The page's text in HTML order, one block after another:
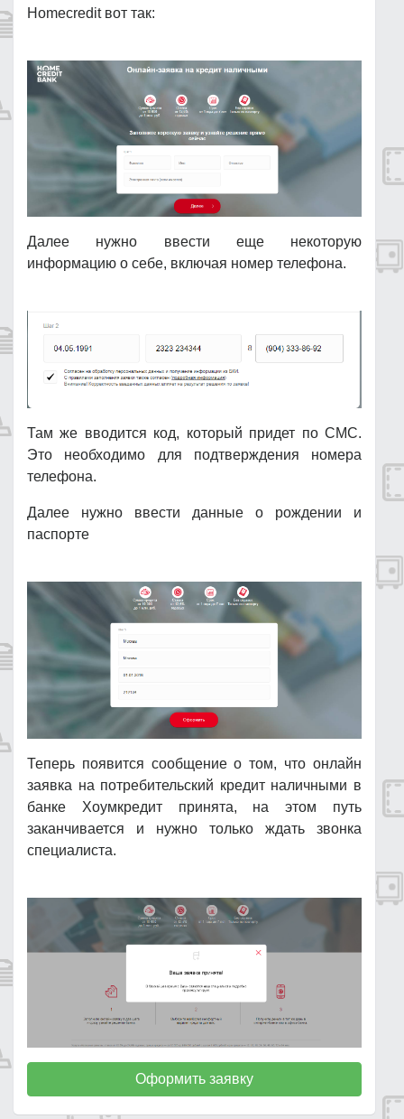
Homecredit вот так:
Далее нужно ввести еще некоторую
информацию о себе, включая номер телефона.
Там же вводится код, который придет по СМС.
Это необходимо для подтверждения номера
телефона.
Далее нужно ввести данные о рождении и
паспорте
Теперь появится сообщение о том, что онлайн
заявка на потребительский кредит наличными в
банке Хоумкредит принята, на этом путь
заканчивается и нужно только ждать звонка
специалиста.
Оформить заявку